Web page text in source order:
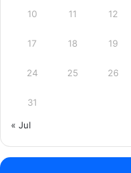
10 11 12
17 18 19
24 25 26
31
« Jul